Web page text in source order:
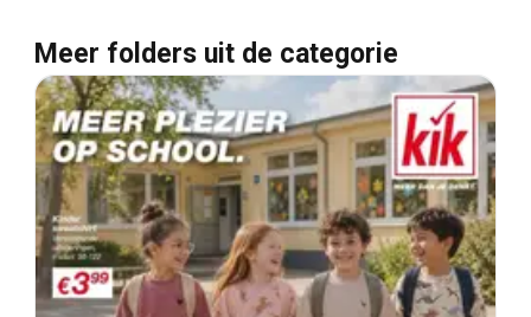
Meer folders uit de categorie